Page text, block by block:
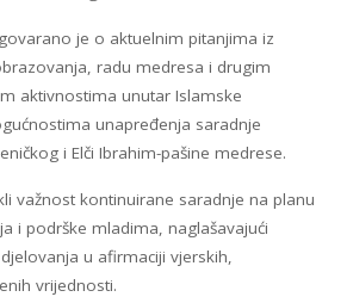
je o aktuelnim pitanjima iz
radu medresa i drugim
aktivnostima unutar Islamske
unapređenja saradnje
i Elči Ibrahim-pašine medrese.
važnost kontinuirane saradnje na planu
i podrške mladima, naglašavajući
u afirmaciji vjerskih,
vrijednosti.